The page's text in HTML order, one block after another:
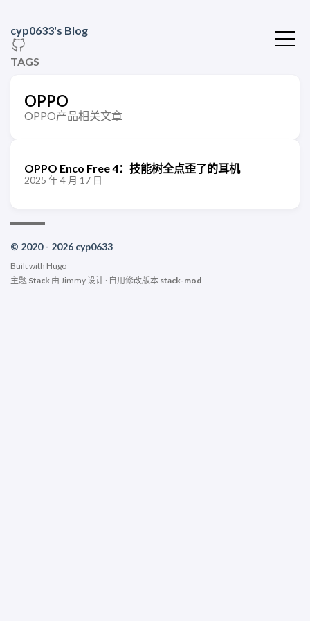
cyp0633's Blog
TAGS
OPPO
OPPO产品相关文章
OPPO Enco Free 4：技能树全点歪了的耳机
2025 年 4 月 17 日
© 2020 - 2026 cyp0633
Built with Hugo
主题 Stack 由 Jimmy设计 · 自用修改版本 stack-mod